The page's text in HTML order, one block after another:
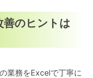
善のヒントは
業務をExcelで丁寧に